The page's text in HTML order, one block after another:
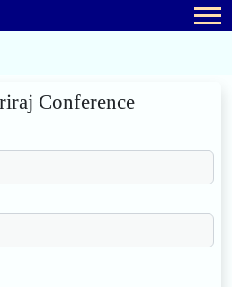
Conference